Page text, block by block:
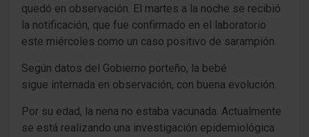
quedó en observación. El martes a la noche se recibió
la notificación, que fue confirmado en el laboratorio
este miércoles como un caso positivo de sarampión.
Según datos del Gobierno porteño, la bebé
sigue internada en observación, con buena evolución.
Por su edad, la nena no estaba vacunada. Actualmente
se está realizando una investigación epidemiológica